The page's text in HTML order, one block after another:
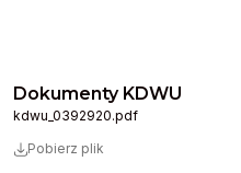
Dokumenty KDWU
kdwu_0392920.pdf
Pobierz plik